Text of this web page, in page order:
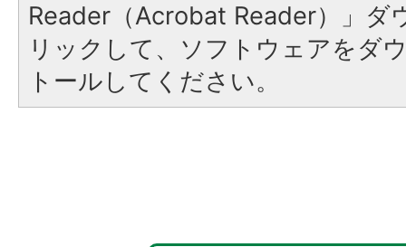
Reader（Acrobat Reader）」ダ
リックして、ソフトウェアをダ
トールしてください。